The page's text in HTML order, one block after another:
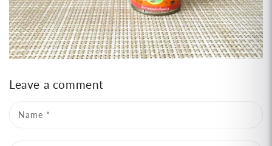
Leave a comment
Name *